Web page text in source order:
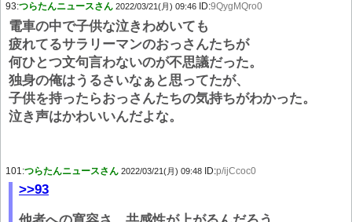
93:つらたんニュースさん 2022/03/21(月) 09:46 ID:9QygMQro0
電車の中で子供な泣きわめいても
疲れてるサラリーマンのおっさんたちが
何ひとつ文句言わないのが不思議だった。
独身の俺はうるさいなぁと思ってたが、
子供を持ったらおっさんたちの気持ちがわかった。
泣き声はかわいいんだよな。
101:つらたんニュースさん 2022/03/21(月) 09:48 ID:p/ijCcoc0
>>93